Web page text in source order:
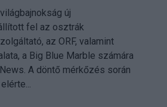
új
fel az osztrák
az ORF, valamint
a Big Blue Marble számára
A döntő mérkőzés során